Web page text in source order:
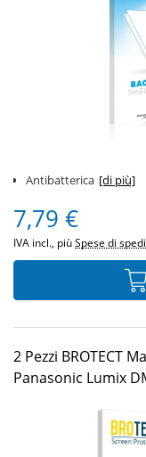
Antibatterica [di più]
7,79 €
IVA incl., piùSpese di
2 Pezzi BROTECT
Panasonic Lumix